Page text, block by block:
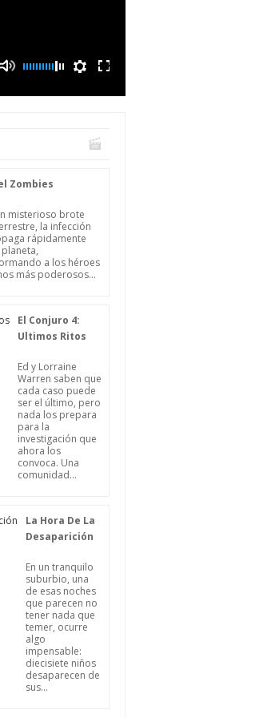
Zombies
misterioso brote
la infección
rápidamente
a los héroes
más poderosos...
El Conjuro 4:
Ultimos Ritos
Ed y Lorraine
Warren saben que
cada caso puede
ser el último, pero
nada los prepara
para la
investigación que
ahora los
convoca. Una
comunidad...
La Hora De La
Desaparición
En un tranquilo
suburbio, una
de esas noches
que parecen no
tener nada que
temer, ocurre
algo
impensable:
diecisiete niños
desaparecen de
sus...